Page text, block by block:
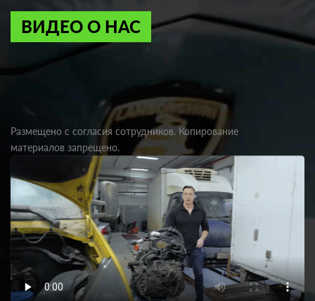
ВИДЕО О НАС
Размещено с согласия сотрудников. Копирование
материалов запрещено.